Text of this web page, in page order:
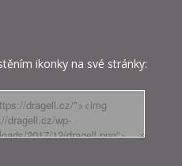
ikonky na své stránky: